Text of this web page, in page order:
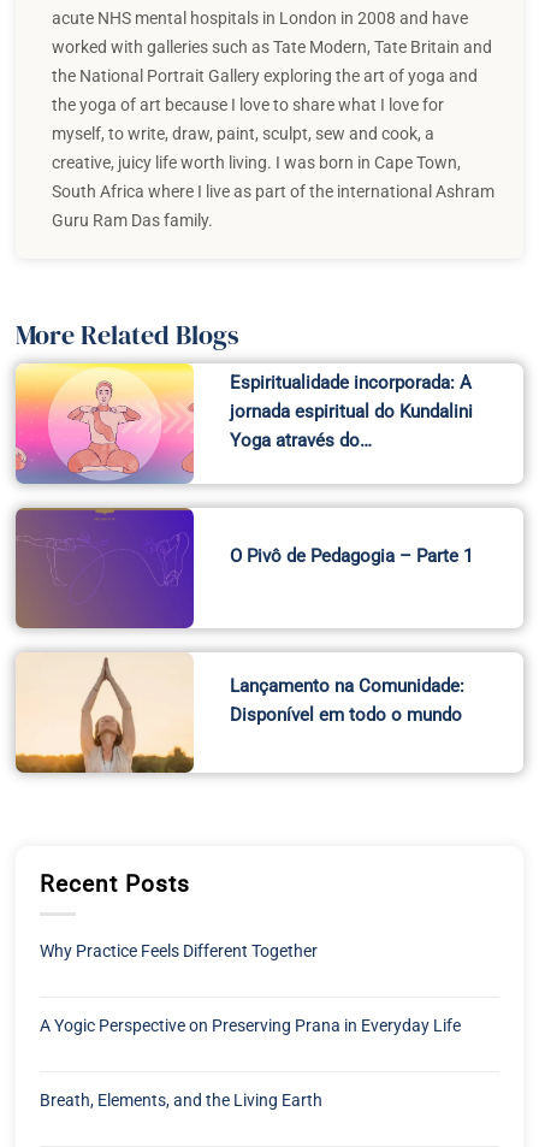
acute NHS mental hospitals in London in 2008 and have
worked with galleries such as Tate Modern, Tate Britain and
the National Portrait Gallery exploring the art of yoga and
the yoga of art because I love to share what I love for
myself, to write, draw, paint, sculpt, sew and cook, a
creative, juicy life worth living. I was born in Cape Town,
South Africa where I live as part of the international Ashram
Guru Ram Das family.
More Related Blogs
Espiritualidade incorporada: A
jornada espiritual do Kundalini
Yoga através do…
O Pivô de Pedagogia – Parte 1
Lançamento na Comunidade:
Disponível em todo o mundo
Recent Posts
Why Practice Feels Different Together
A Yogic Perspective on Preserving Prana in Everyday Life
Breath, Elements, and the Living Earth